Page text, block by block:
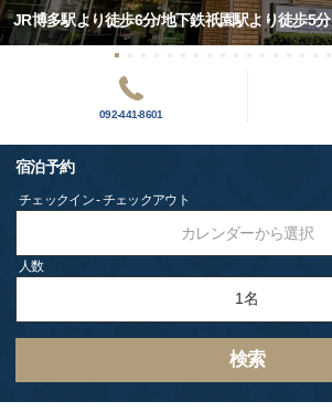
JR博多駅より徒歩6分/地下鉄祇園駅より徒歩5分
092-441-8601
宿泊予約
チェックイン - チェックアウト
カレンダーから選択
人数
検索